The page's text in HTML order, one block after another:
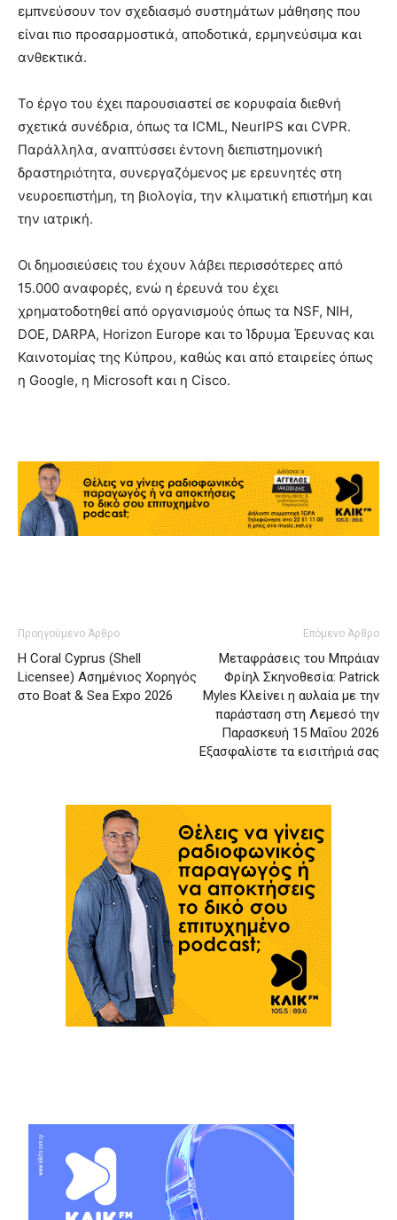
εμπνεύσουν τον σχεδιασμό συστημάτων μάθησης που
είναι πιο προσαρμοστικά, αποδοτικά, ερμηνεύσιμα και
ανθεκτικά.
Το έργο του έχει παρουσιαστεί σε κορυφαία διεθνή
σχετικά συνέδρια, όπως τα ICML, NeurIPS και CVPR.
Παράλληλα, αναπτύσσει έντονη διεπιστημονική
δραστηριότητα, συνεργαζόμενος με ερευνητές στη
νευροεπιστήμη, τη βιολογία, την κλιματική επιστήμη και
την ιατρική.
Οι δημοσιεύσεις του έχουν λάβει περισσότερες από
15.000 αναφορές, ενώ η έρευνά του έχει
χρηματοδοτηθεί από οργανισμούς όπως τα NSF, NIH,
DOE, DARPA, Horizon Europe και το Ίδρυμα Έρευνας και
Καινοτομίας της Κύπρου, καθώς και από εταιρείες όπως
η Google, η Microsoft και η Cisco.
Προηγούμενο Άρθρο
Η Coral Cyprus (Shell
Licensee) Ασημένιος Χορηγός
στο Boat & Sea Expo 2026
Επόμενο Άρθρο
Μεταφράσεις του Μπράιαν
Φρίηλ Σκηνοθεσία: Patrick
Myles Κλείνει η αυλαία με την
παράσταση στη Λεμεσό την
Παρασκευή 15 Μαΐου 2026
Εξασφαλίστε τα εισιτήριά σας